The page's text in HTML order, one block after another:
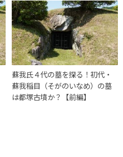
蘇我氏４代の墓を探る！初代・
蘇我稲目（そがのいなめ）の墓
は都塚古墳か？【前編】